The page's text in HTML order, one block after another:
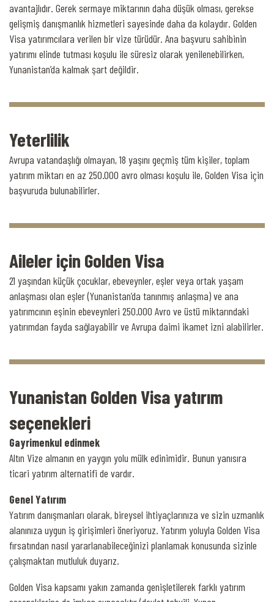
avantajlıdır. Gerek sermaye miktarının daha düşük olması, gerekse
gelişmiş danışmanlık hizmetleri sayesinde daha da kolaydır. Golden
Visa yatırımcılara verilen bir vize türüdür. Ana başvuru sahibinin
yatırımı elinde tutması koşulu ile süresiz olarak yenilenebilirken,
Yunanistan’da kalmak şart değildir.
Yeterlilik
Avrupa vatandaşlığı olmayan, 18 yaşını geçmiş tüm kişiler, toplam
yatırım miktarı en az 250.000 avro olması koşulu ile, Golden Visa için
başvuruda bulunabilirler.
Aileler için Golden Visa
21 yaşından küçük çocuklar, ebeveynler, eşler veya ortak yaşam
anlaşması olan eşler (Yunanistan’da tanınmış anlaşma) ve ana
yatırımcının eşinin ebeveynleri 250.000 Avro ve üstü miktarındaki
yatırımdan fayda sağlayabilir ve Avrupa daimi ikamet izni alabilirler.
Yunanistan Golden Visa yatırım
seçenekleri
Gayrimenkul edinmek
Altın Vize almanın en yaygın yolu mülk edinimidir. Bunun yanısıra
ticari yatırım alternatifi de vardır.
Genel Yatırım
Yatırım danışmanları olarak, bireysel ihtiyaçlarınıza ve sizin uzmanlık
alanınıza uygun iş girişimleri öneriyoruz. Yatırım yoluyla Golden Visa
fırsatından nasıl yararlanabileceğinizi planlamak konusunda sizinle
çalışmaktan mutluluk duyarız.
Golden Visa kapsamı yakın zamanda genişletilerek farklı yatırım